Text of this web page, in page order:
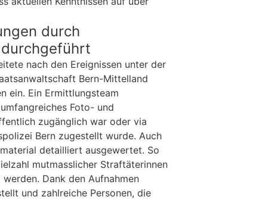
durch
nach den Ereignissen unter der
Bern-Mittelland
ein. Ein Ermittlungsteam
Foto- und
zugänglich war oder via
Bern zugestellt wurde. Auch
detailliert ausgewertet. So
mutmasslicher Straftäterinnen
Dank den Aufnahmen
und zahlreiche Personen, die